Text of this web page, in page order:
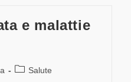
e malattie
Salute